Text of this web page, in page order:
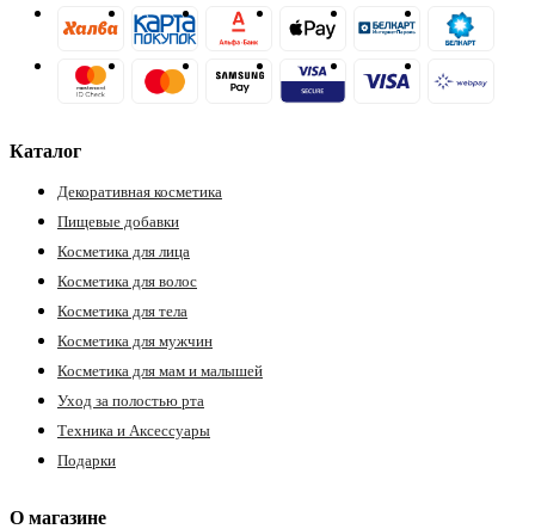
Каталог
Декоративная косметика
Пищевые добавки
Косметика для лица
Косметика для волос
Косметика для тела
Косметика для мужчин
Косметика для мам и малышей
Уход за полостью рта
Техника и Аксессуары
Подарки
О магазине